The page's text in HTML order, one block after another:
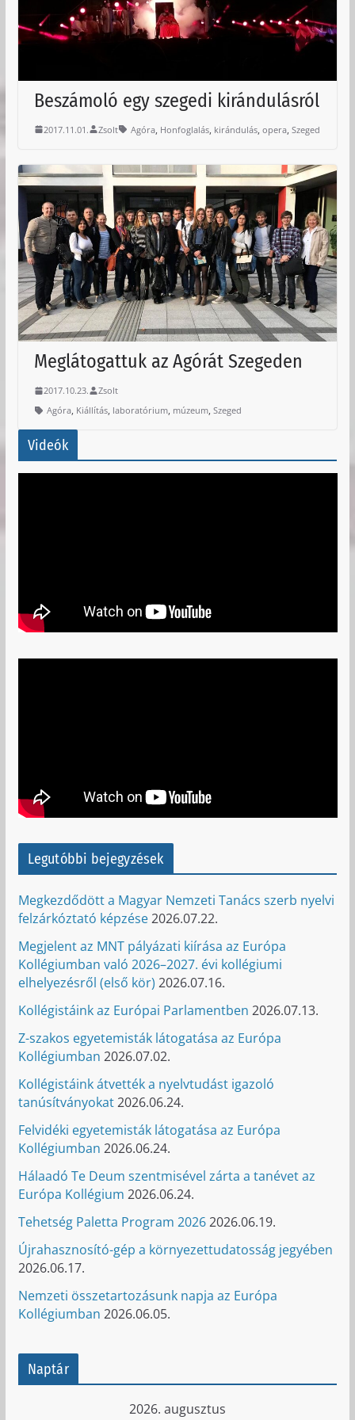
Beszámoló egy szegedi kirándulásról
2017.11.01. Zsolt Agóra, Honfoglalás, kirándulás, opera, Szeged
Meglátogattuk az Agórát Szegeden
2017.10.23.
Zsolt
Agóra, Kiállítás, laboratórium, múzeum, Szeged
Videók
Legutóbbi bejegyzések
Megkezdődött a Magyar Nemzeti Tanács szerb nyelvi
felzárkóztató képzése2026.07.22.
Megjelent az MNT pályázati kiírása az Európa
Kollégiumban való 2026–2027. évi kollégiumi
elhelyezésről (első kör) 2026.07.16.
Kollégistáink az Európai Parlamentben 2026.07.13.
Z-szakos egyetemisták látogatása az Európa
Kollégiumban 2026.07.02.
Kollégistáink átvették a nyelvtudást igazoló
tanúsítványokat2026.06.24.
Felvidéki egyetemisták látogatása az Európa
Kollégiumban 2026.06.24.
Hálaadó Te Deum szentmisével zárta a tanévet az
Európa Kollégium 2026.06.24.
Tehetség Paletta Program 20262026.06.19.
Újrahasznosító-gép a környezettudatosság jegyében
2026.06.17.
Nemzeti összetartozásunk napja az Európa
Kollégiumban 2026.06.05.
Naptár
2026. augusztus